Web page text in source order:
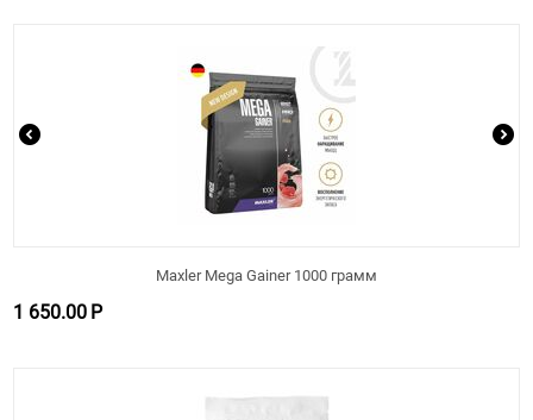
Maxler Mega Gainer 1000 грамм
1 650.00 Р